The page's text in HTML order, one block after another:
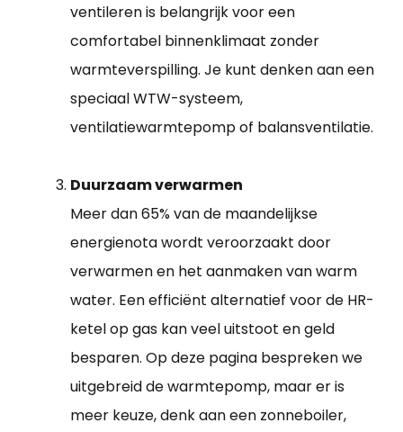
ventileren is belangrijk voor een
comfortabel binnenklimaat zonder
warmteverspilling. Je kunt denken aan een
speciaal WTW-systeem,
ventilatiewarmtepomp of balansventilatie.
Duurzaam verwarmen
Meer dan 65% van de maandelijkse
energienota wordt veroorzaakt door
verwarmen en het aanmaken van warm
water. Een efficiënt alternatief voor de HR-
ketel op gas kan veel uitstoot en geld
besparen. Op deze pagina bespreken we
uitgebreid de warmtepomp, maar er is
meer keuze, denk aan een zonneboiler,